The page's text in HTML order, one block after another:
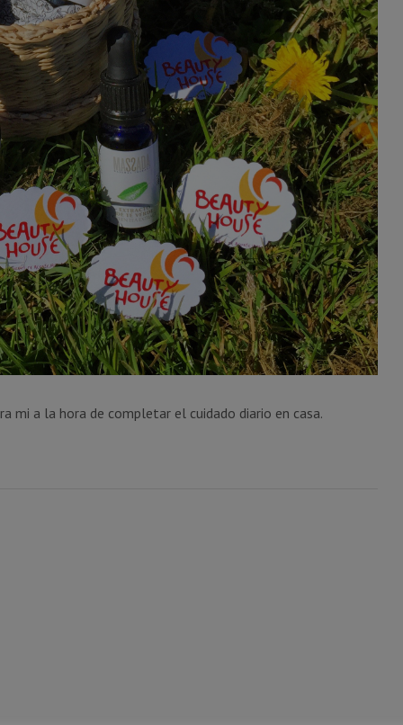
mi a la hora de completar el cuidado diario en casa.